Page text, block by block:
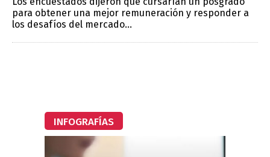
para obtener una mejor remuneración y responder a
los desafíos del mercado...
INFOGRAFÍAS